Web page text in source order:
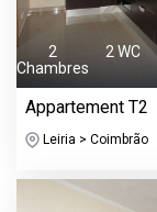
2
Chambres
2 WC
Appartement T2
Leiria > Coimbrão